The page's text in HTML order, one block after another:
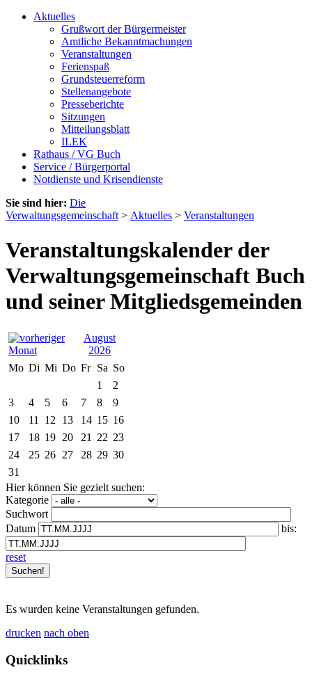
Aktuelles
Grußwort der Bürgermeister
Amtliche Bekanntmachungen
Veranstaltungen
Ferienspaß
Grundsteuerreform
Stellenangebote
Presseberichte
Sitzungen
Mitteilungsblatt
ILEK
Rathaus / VG Buch
Service / Bürgerportal
Notdienste und Krisendienste
Sie sind hier: Die
Verwaltungsgemeinschaft > Aktuelles > Veranstaltungen
Veranstaltungskalender der
Verwaltungsgemeinschaft Buch
und seiner Mitgliedsgemeinden
August
2026
Mo Di Mi Do Fr Sa So
1
2
3
4 5 6 7 8
9
10
11 12 13 14 15 16
17
18 19 20 21 22 23
24
25 26 27 28 29 30
31
Hier können Sie gezielt suchen:
Kategorie
Suchwort
Datum
bis:
reset
Es wurden keine Veranstaltungen gefunden.
drucken nach oben
Quicklinks